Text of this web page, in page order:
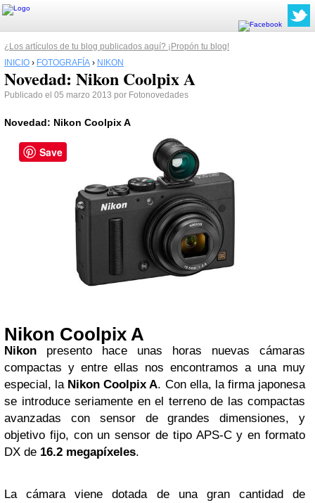
¿Los artículos de tu blog publicados aquí? ¡Propón tu blog!
INICIO › FOTOGRAFÍA › NIKON
Novedad: Nikon Coolpix A
Publicado el 05 marzo 2013 por Fotonovedades
Novedad: Nikon Coolpix A
Nikon Coolpix A
Nikon presento hace unas horas nuevas cámaras
compactas y entre ellas nos encontramos a una muy
especial, la Nikon Coolpix A. Con ella, la firma japonesa
se introduce seriamente en el terreno de las compactas
avanzadas con sensor de grandes dimensiones, y
objetivo fijo, con un sensor de tipo APS-C y en formato
DX de 16.2 megapíxeles.
La cámara viene dotada de una gran cantidad de
Save